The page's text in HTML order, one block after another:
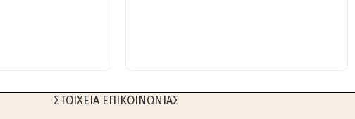
ΣΤΟΙΧΕΙΑ ΕΠΙΚΟΙΝΩΝΙΑΣ